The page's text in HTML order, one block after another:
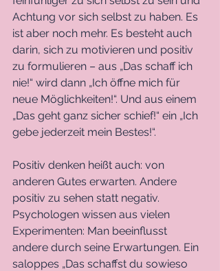
Achtung vor sich selbst zu haben. Es
ist aber noch mehr. Es besteht auch
darin, sich zu motivieren und positiv
zu formulieren – aus „Das schaff ich
nie!“ wird dann „Ich öffne mich für
neue Möglichkeiten!“. Und aus einem
„Das geht ganz sicher schief!“ ein „Ich
gebe jederzeit mein Bestes!“.
Positiv denken heißt auch: von
anderen Gutes erwarten. Andere
positiv zu sehen statt negativ.
Psychologen wissen aus vielen
Experimenten: Man beeinflusst
andere durch seine Erwartungen. Ein
saloppes „Das schaffst du sowieso